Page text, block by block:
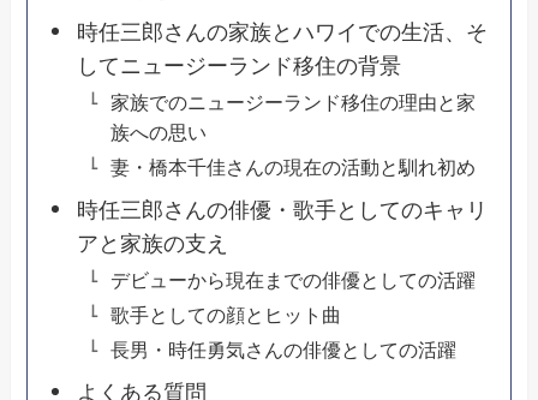
時任三郎さんの家族とハワイでの生活、そ
してニュージーランド移住の背景
家族でのニュージーランド移住の理由と家
族への思い
妻・橋本千佳さんの現在の活動と馴れ初め
時任三郎さんの俳優・歌手としてのキャリ
アと家族の支え
デビューから現在までの俳優としての活躍
歌手としての顔とヒット曲
長男・時任勇気さんの俳優としての活躍
よくある質問